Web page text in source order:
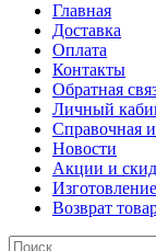
Главная
Доставка
Оплата
Контакты
Обратная
Личный
Справочная
Новости
Акции и
Возврат